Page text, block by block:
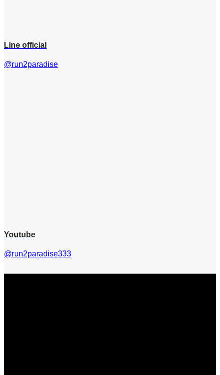
Line official
@run2paradise
Youtube
@run2paradise333